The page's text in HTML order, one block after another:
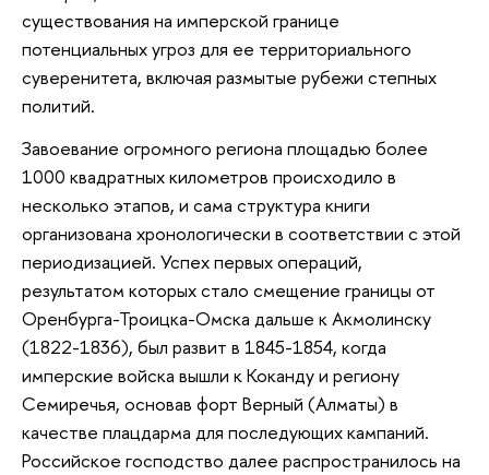
существования на имперской границе
потенциальных угроз для ее территориального
суверенитета, включая размытые рубежи степных
политий.
Завоевание огромного региона площадью более
1000 квадратных километров происходило в
несколько этапов, и сама структура книги
организована хронологически в соответствии с этой
периодизацией. Успех первых операций,
результатом которых стало смещение границы от
Оренбурга-Троицка-Омска дальше к Акмолинску
(1822-1836), был развит в 1845-1854, когда
имперские войска вышли к Коканду и региону
Семиречья, основав форт Верный (Алматы) в
качестве плацдарма для последующих кампаний.
Российское господство далее распространилось на